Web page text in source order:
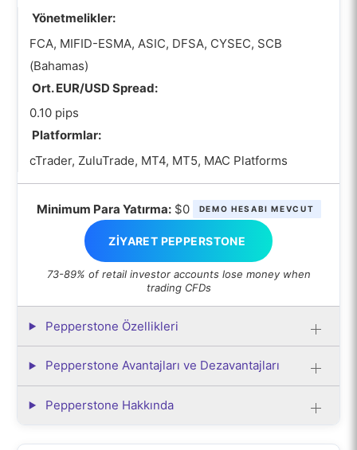
Yönetmelikler:
FCA, MIFID-ESMA, ASIC, DFSA, CYSEC, SCB
(Bahamas)
Ort. EUR/USD Spread:
0.10 pips
Platformlar:
cTrader, ZuluTrade, MT4, MT5, MAC Platforms
Minimum Para Yatırma:$0 DEMO HESABI MEVCUT
ZIYARET PEPPERSTONE
73-89% of retail investor accounts lose money when
trading CFDs
Pepperstone Özellikleri
Pepperstone Avantajları ve Dezavantajları
Pepperstone Hakkında